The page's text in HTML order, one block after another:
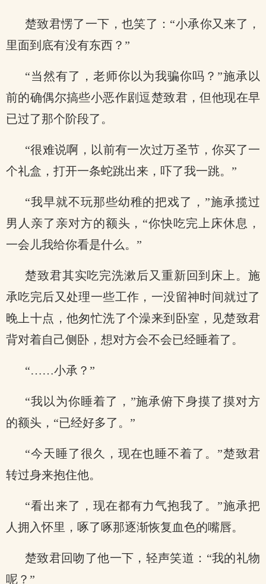
楚致君愣了一下，也笑了：“小承你又来了，
里面到底有没有东西？”
“当然有了，老师你以为我骗你吗？”施承以
前的确偶尔搞些小恶作剧逗楚致君，但他现在早
已过了那个阶段了。
“很难说啊，以前有一次过万圣节，你买了一
个礼盒，打开一条蛇跳出来，吓了我一跳。”
“我早就不玩那些幼稚的把戏了，”施承揽过
男人亲了亲对方的额头，“你快吃完上床休息，
一会儿我给你看是什么。”
楚致君其实吃完洗漱后又重新回到床上。施
承吃完后又处理一些工作，一没留神时间就过了
晚上十点，他匆忙洗了个澡来到卧室，见楚致君
背对着自己侧卧，想对方会不会已经睡着了。
“……小承？”
“我以为你睡着了，”施承俯下身摸了摸对方
的额头，“已经好多了。”
“今天睡了很久，现在也睡不着了。”楚致君
转过身来抱住他。
“看出来了，现在都有力气抱我了。”施承把
人拥入怀里，啄了啄那逐渐恢复血色的嘴唇。
楚致君回吻了他一下，轻声笑道：“我的礼物
呢？”